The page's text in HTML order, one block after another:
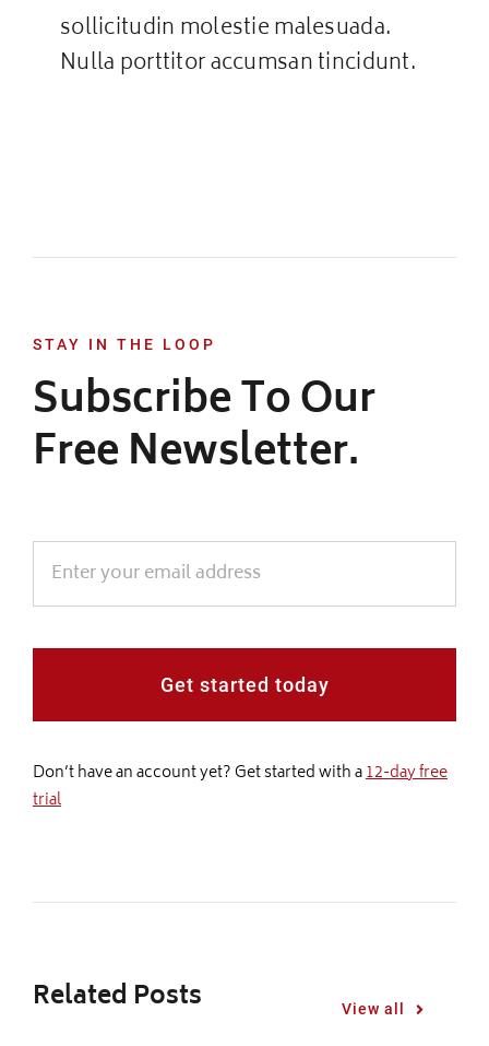
sollicitudin molestie malesuada.
Nulla porttitor accumsan tincidunt.
STAY IN THE LOOP
Subscribe To Our
Free Newsletter.
Get started today
Don’t have an account yet? Get started with a12-day free
trial
Related Posts View all